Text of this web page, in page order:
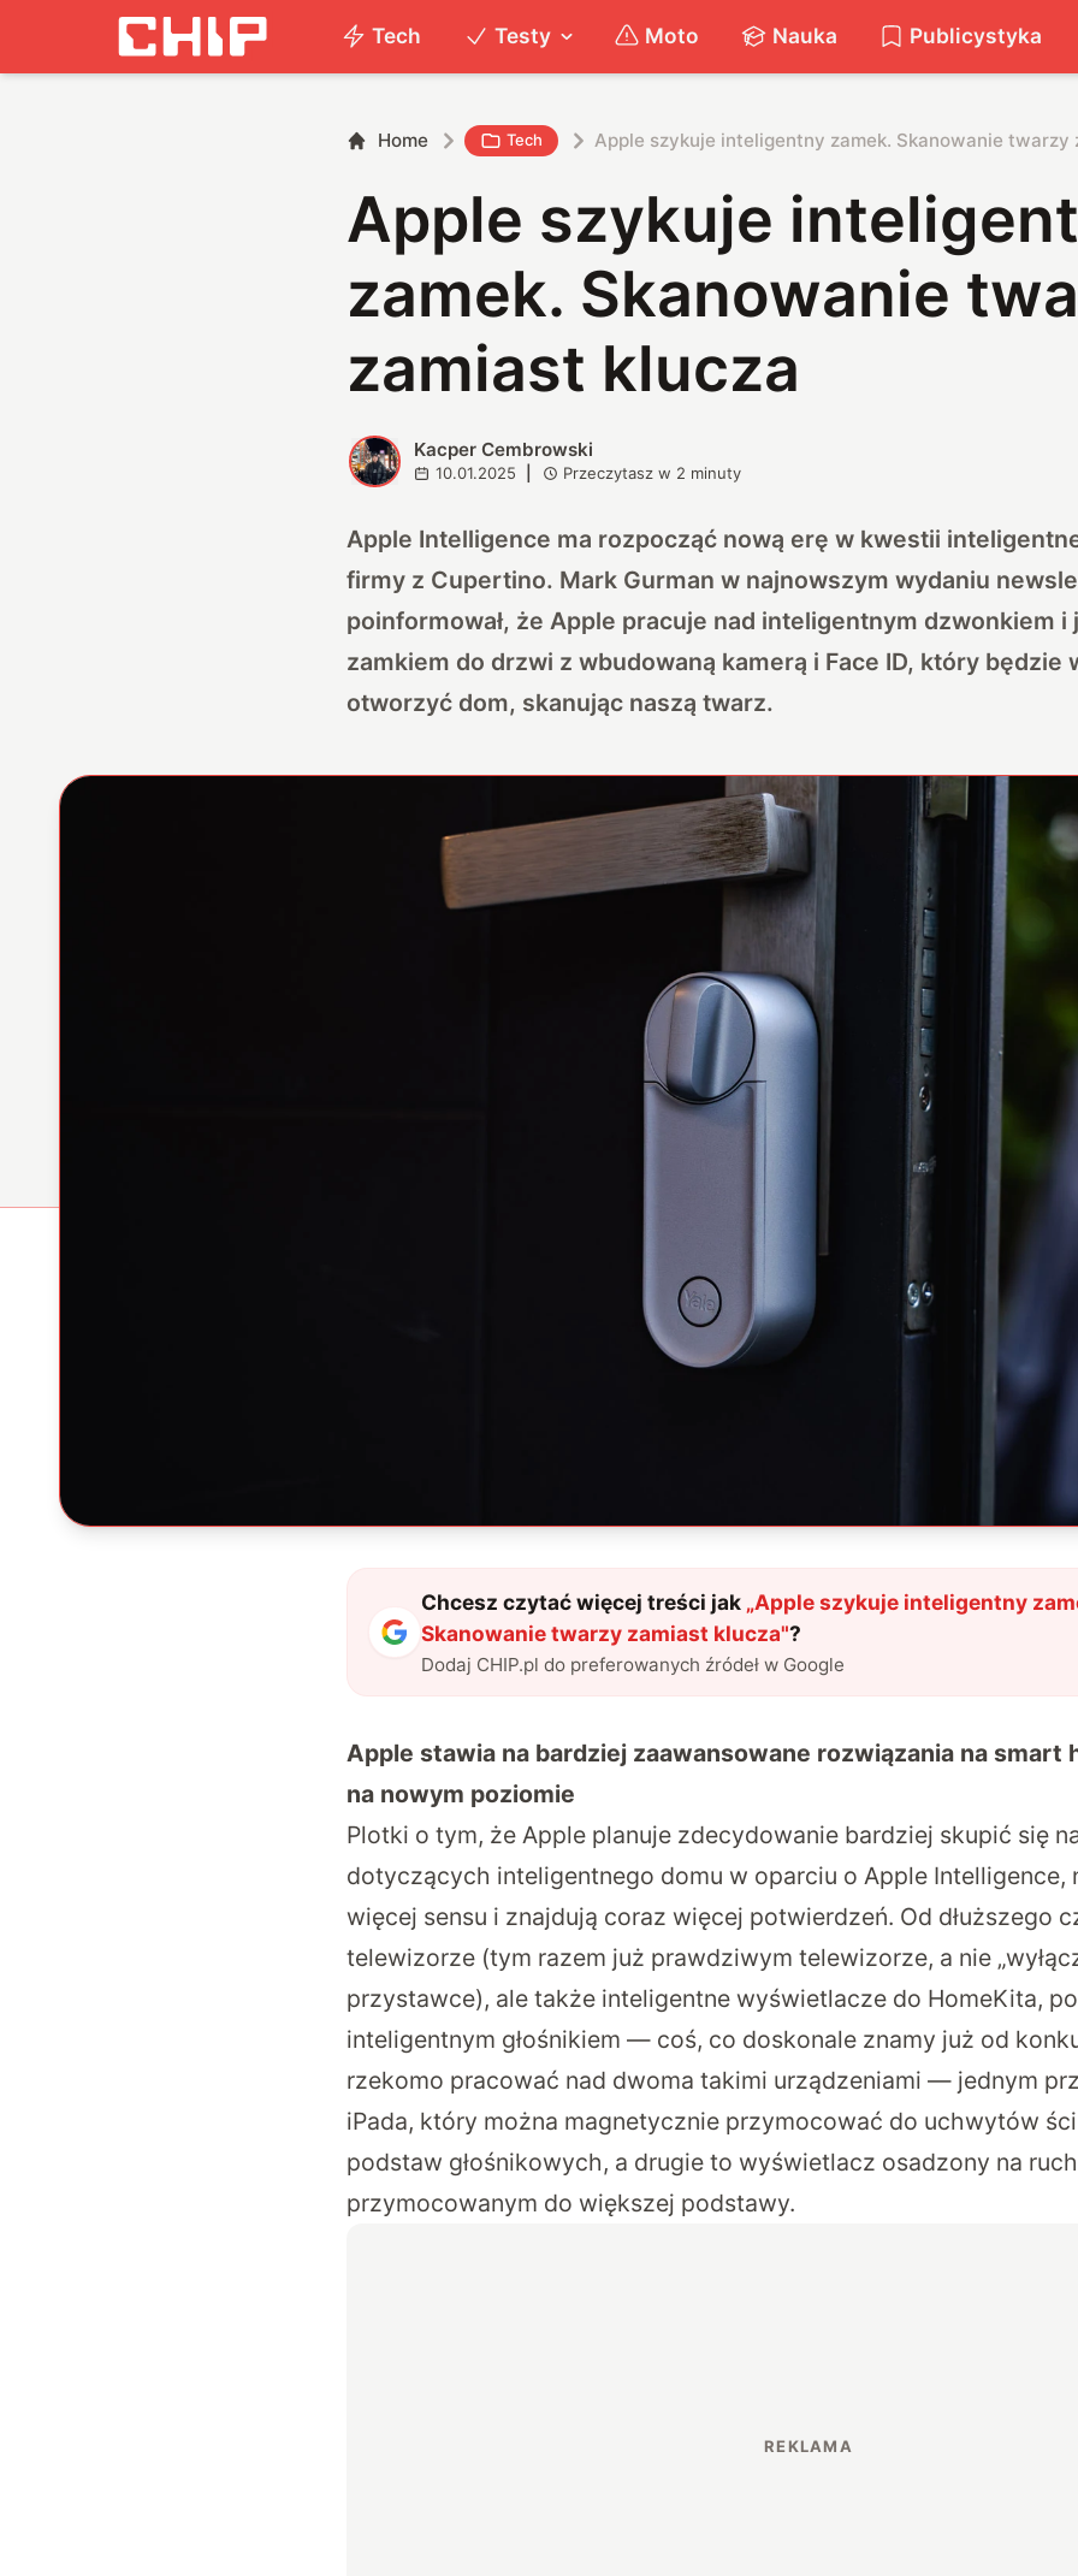
Tech Testy Moto Nauka Publicystyka
Home Tech Apple szykuje inteligentny zamek. Skanowanie twarzy
Apple szykuje
zamek. Skanowanie
zamiast klucza
K Kacper Cembrowski
10.01.2025 Przeczytasz w 2 minuty
Apple Intelligence ma rozpocząć nową erę w kwestii
firmy z Cupertino. Mark Gurman w najnowszym wydaniu
poinformował, że Apple pracuje nad inteligentnym dzwonkiem i
zamkiem do drzwi z wbudowaną kamerą i Face ID, który będzie
otworzyć dom, skanując naszą twarz.
Chcesz czytać więcej treści jak „Apple szykuje inteligentny
Skanowanie twarzy zamiast klucza"?
Dodaj CHIP.pl do preferowanych źródeł w Google
Apple stawia na bardziej zaawansowane rozwiązania na smart
na nowym poziomie
Plotki o tym, że Apple planuje zdecydowanie bardziej skupić się
dotyczących inteligentnego domu w oparciu o Apple Intelligence,
więcej sensu i znajdują coraz więcej potwierdzeń. Od dłuższego
telewizorze (tym razem już prawdziwym telewizorze, a nie
przystawce), ale także inteligentne wyświetlacze do HomeKita,
inteligentnym głośnikiem — coś, co doskonale znamy już od
rzekomo pracować nad dwoma takimi urządzeniami — jednym
iPada, który można magnetycznie przymocować do uchwytów
podstaw głośnikowych, a drugie to wyświetlacz osadzony na
przymocowanym do większej podstawy.